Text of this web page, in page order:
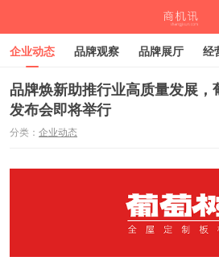
企业动态 品牌观察 品牌展厅 经
深度观察 伙伴计划
品牌焕新助推行业高质量发展
发布会即将举行
分类： 企业动态